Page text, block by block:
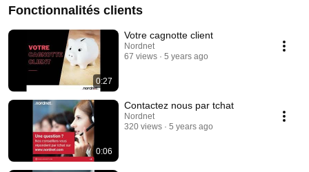
Fonctionnalités clients
0:27
Votre cagnotte client
Nordnet
67 views
5 years ago
0:06
Contactez nous par tchat
Nordnet
320 views
5 years ago